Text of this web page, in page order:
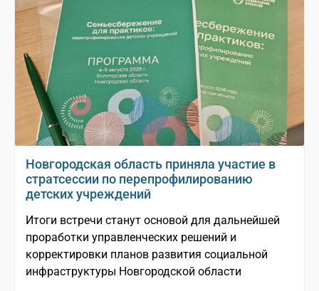
Новгородская область приняла участие в
стратсессии по перепрофилированию
детских учреждений
Итоги встречи станут основой для дальнейшей
проработки управленческих решений и
корректировки планов развития социальной
инфраструктуры Новгородской области